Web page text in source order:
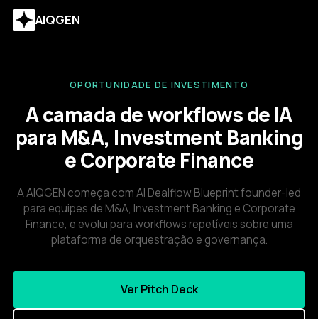
AIQGEN
OPORTUNIDADE DE INVESTIMENTO
A camada de workflows de IA
para M&A, Investment Banking
e Corporate Finance
A AIQGEN começa com AI Dealflow Blueprint founder-led
para equipes de M&A, Investment Banking e Corporate
Finance, e evolui para workflows repetíveis sobre uma
plataforma de orquestração e governança.
Ver Pitch Deck